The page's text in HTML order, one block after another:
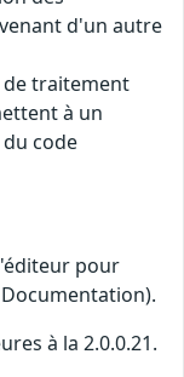
d'un autre
traitement
à un
code
pour
à la 2.0.0.21.